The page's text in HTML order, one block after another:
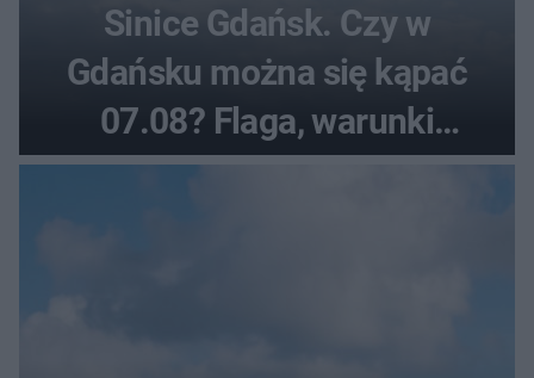
Sinice Gdańsk. Czy w
Gdańsku można się kąpać
07.08? Flaga, warunki
pogodowe